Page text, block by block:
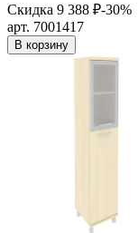
Скидка 9 388 ₽-30%
арт. 7001417
В корзину